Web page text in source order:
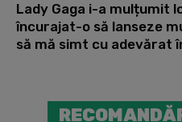
Lady Gaga i-a mulțumit
încurajat-o să lanseze
să mă simt cu adevărat